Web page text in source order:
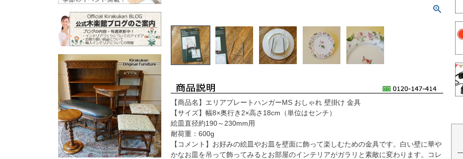
【商品名】エリアプレートハンガーMS おしゃれ 壁掛け 金具
【サイズ】幅8×奥行き2×高さ18cm（単位はセンチ）
絵皿直径約190～230mm用
耐荷重：600g
【コメント】お好みの絵皿やお皿を壁面に飾って楽しむための金具です。白い壁に華や
かなお皿を吊って飾ってみるとお部屋のインテリアがガラリと素敵に変わります。コレ